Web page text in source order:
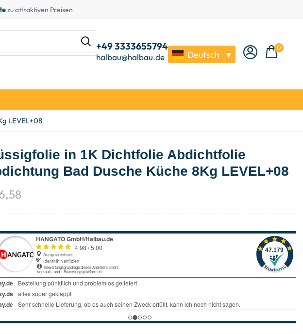
zu attraktiven Preisen
+49 3333655794
halbau@halbau.de Deutsch ▼
0
LEVEL+08
in 1K Dichtfolie Abdichtfolie
Bad Dusche Küche 8Kg LEVEL+08